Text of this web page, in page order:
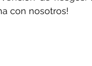
con nosotros!